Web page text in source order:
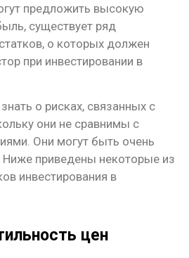
предложить высокую
существует ряд
о которых должен
при инвестировании в
о рисках, связанных с
они не сравнимы с
Они могут быть очень
приведены некоторые из
инвестирования в
цен